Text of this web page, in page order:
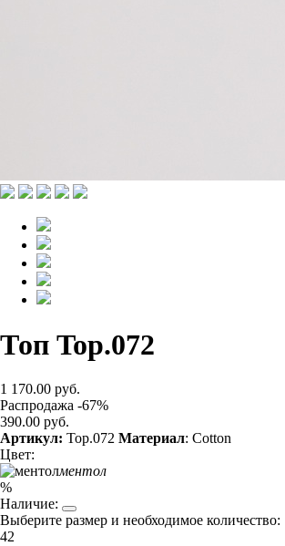
Топ Top.072
1 170.00 руб.
Распродажа -67%
390.00 руб.
Артикул: Top.072 Материал: Cotton
Цвет:
ментол
%
Наличие:
Выберите размер и необходимое количество:
42